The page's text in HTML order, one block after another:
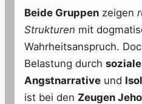
Beide Gruppen zeigen
Strukturen mit
Wahrheitsanspruch.
Belastung durch
Angstnarrative und
ist bei den Zeugen